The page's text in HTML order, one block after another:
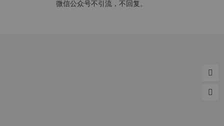
微信公众号不引流，不回复。